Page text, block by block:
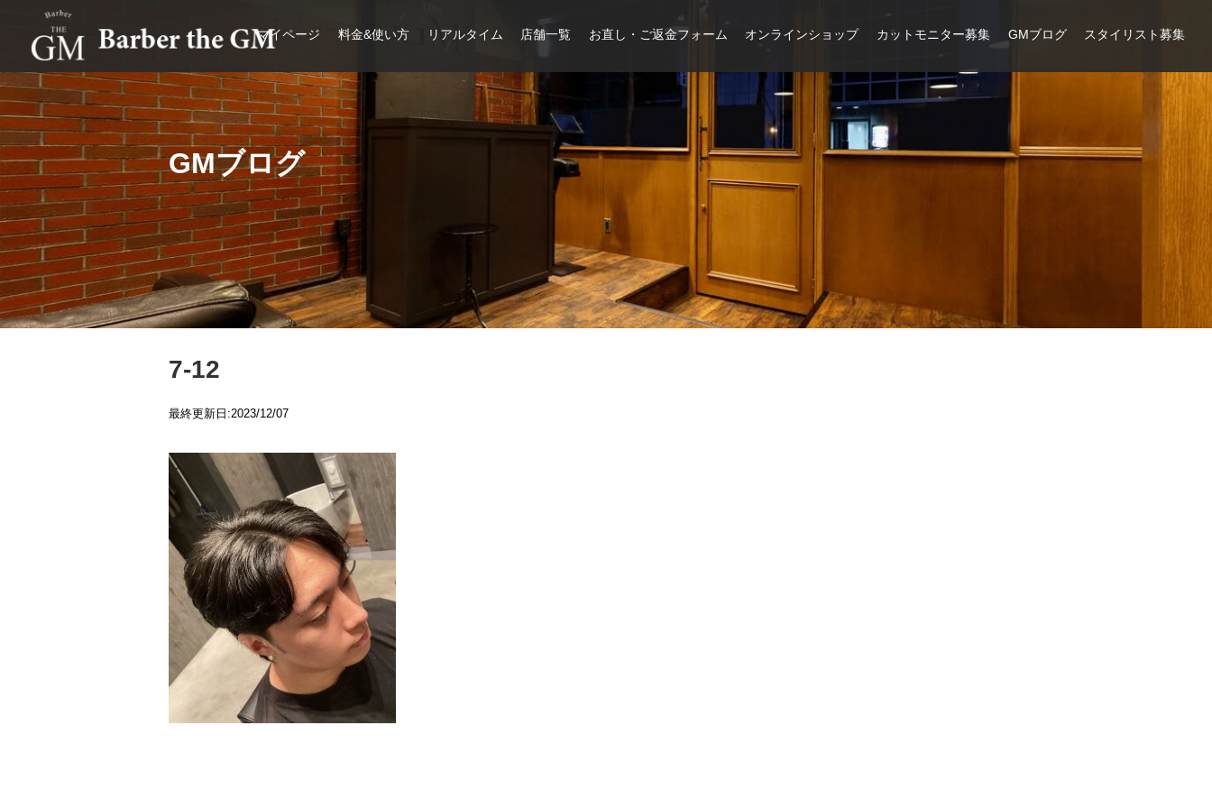
大阪・本町｜大人の散髪屋
マイページ 料金&使い方 リアルタイム 店舗一覧 お直し・ご返金フォーム オンラインショップ カットモニター募集 GMブログ スタイリスト募集
GMブログ
7-12
最終更新日:2023/12/07